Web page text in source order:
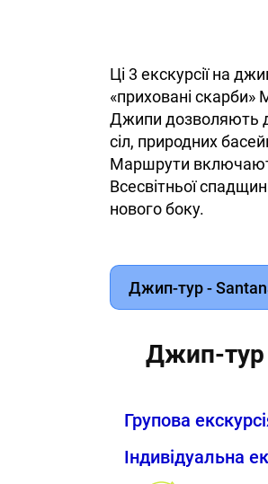
Ці 3 екскурсії на
«приховані скарби»
Джипи дозволяють
сіл, природних
Маршрути включають
Всесвітньої
нового боку.
Джип-тур -
Джип-тур
Групова
Індивідуальна